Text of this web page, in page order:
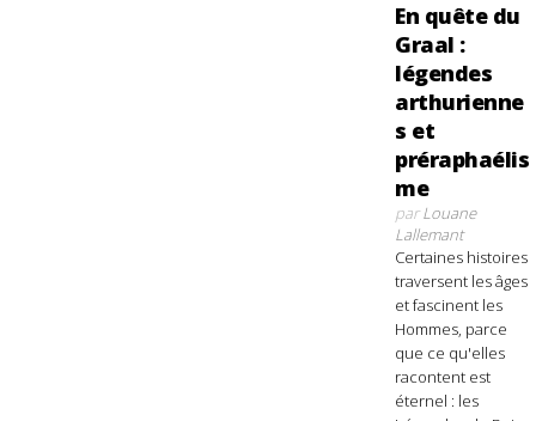
En quête du
Graal :
légendes
arthurienne
s et
préraphaélis
me
parLouane
Lallemant
Certaines histoires
traversent les âges
et fascinent les
Hommes, parce
que ce qu'elles
racontent est
éternel : les